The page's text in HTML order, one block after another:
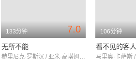
7.0
133分钟
无所不能
赫里尼克·罗斯汉 / 亚米·高塔姆 / 洛尼特·罗伊
106分钟
看不见的客人